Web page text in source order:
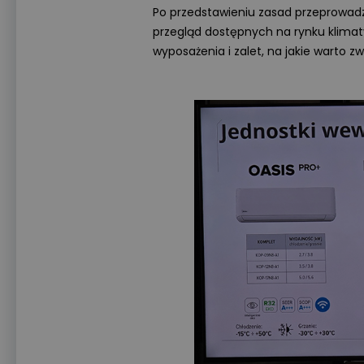
Po przedstawieniu zasad
przegląd dostępnych na rynku
wyposażenia i zalet, na jakie warto